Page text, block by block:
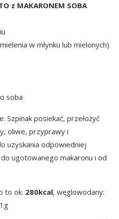
z MAKARONEM SOBA
w młynku lub mielonych)
soba
Szpinak posiekać, przełożyć
oliwe, przyprawy i
uzyskania odpowiedniej
ugotowanego makaronu i od
to ok. 280kcal, węglowodany: